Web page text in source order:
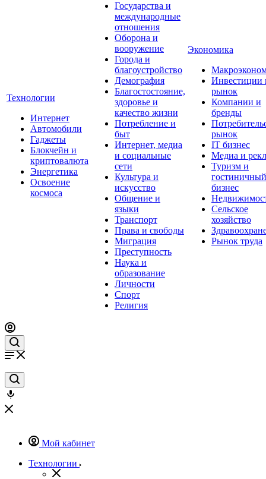
Технологии
Интернет
Автомобили
Гаджеты
Блокчейн и
криптовалюта
Энергетика
Освоение
космоса
Государства и
международные
отношения
Оборона и
вооружение
Города и
благоустройство
Демография
Благостостояние,
здоровье и
качество жизни
Потребление и
быт
Интернет, медиа
и социальные
сети
Культура и
искусство
Общение и
языки
Транспорт
Права и свободы
Миграция
Преступность
Наука и
образование
Личности
Спорт
Религия
Экономика
Инвестиции
рынок
Компании и
бренды
рынок
IT бизнес
Медиа и
Туризм и
гостиничный
бизнес
Сельское
хозяйство
Рынок труда
Мой кабинет
Технологии